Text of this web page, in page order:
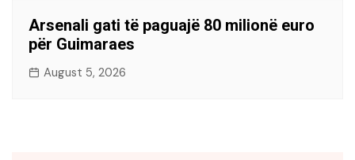
Arsenali gati të paguajë 80 milionë euro
për Guimaraes
August 5, 2026